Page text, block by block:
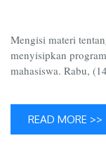
Mengisi materi
menyisipkan
mahasiswa. Rabu,
READ MORE >>